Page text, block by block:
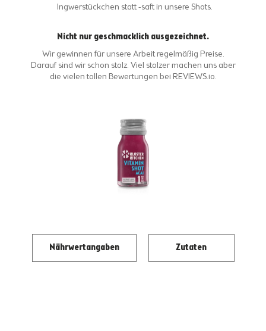
Ingwerstückchen statt -saft in unsere Shots.
Nicht nur geschmacklich ausgezeichnet.
Wir gewinnen für unsere Arbeit regelmäßig Preise.
Darauf sind wir schon stolz. Viel stolzer machen uns aber
die vielen tollen Bewertungen bei REVIEWS.io.
Nährwertangaben Zutaten